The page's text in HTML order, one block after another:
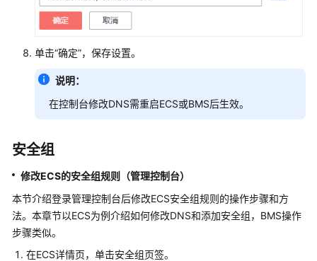
网
能
监
控
故
排
视
频
帮
单击“确定”，保存设置。
说明：
在控制台修改DNS需重启ECS或BMS后生效。
安全组
修改ECS的安全组规则（管理控制台）
本节介绍登录管理控制台后修改ECS安全组规则的操作步骤和方
法。本章节以ECS为例介绍如何修改DNS和添加安全组，BMS操作
步骤类似。
在ECS详情页，单击安全组页签。